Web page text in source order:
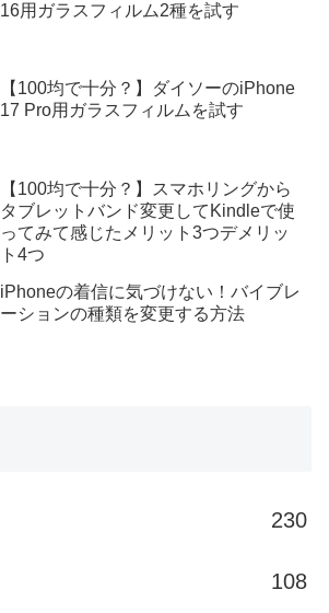
16用ガラスフィルム2種を試す
【100均で十分？】ダイソーのiPhone
17 Pro用ガラスフィルムを試す
【100均で十分？】スマホリングから
タブレットバンド変更してKindleで使
ってみて感じたメリット3つデメリッ
ト4つ
iPhoneの着信に気づけない！バイブレ
ーションの種類を変更する方法
230
108